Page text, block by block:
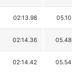
02:13.98 05.10
02:14.36 05.48
02:14.42 05.54